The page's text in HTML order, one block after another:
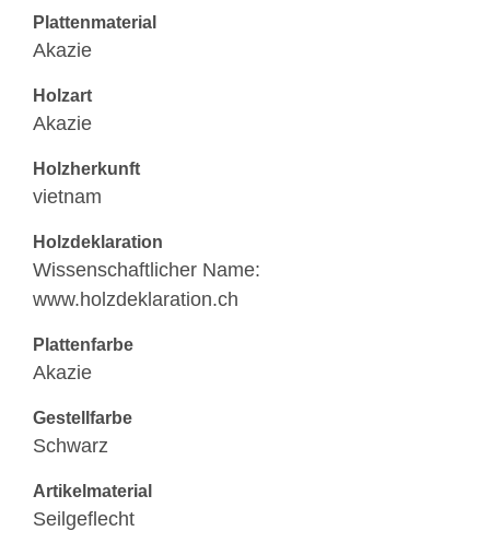
Plattenmaterial
Akazie
Holzart
Akazie
Holzherkunft
vietnam
Holzdeklaration
Wissenschaftlicher Name:
www.holzdeklaration.ch
Plattenfarbe
Akazie
Gestellfarbe
Schwarz
Artikelmaterial
Seilgeflecht